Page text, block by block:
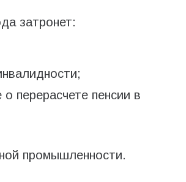
затронет:
перерасчете пенсии в
промышленности.